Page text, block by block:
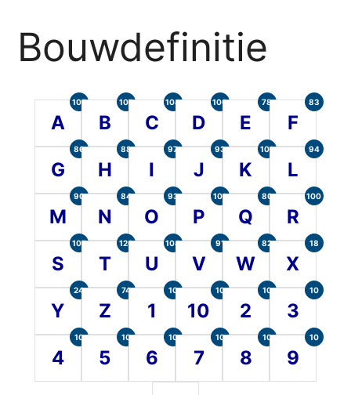
Bouwdefinitie
A
105
B
107
C
104
D
100
E
78
F
83
G
86
H
88
I
97
J
93
K
101
L
94
M
90
N
84
O
93
P
101
Q
80
R
100
S
107
T
120
U
104
V
91
W
82
X
18
Y
24
Z
74
1
10
10
10
2
10
3
10
4
10
5
10
6
10
7
10
8
10
9
10